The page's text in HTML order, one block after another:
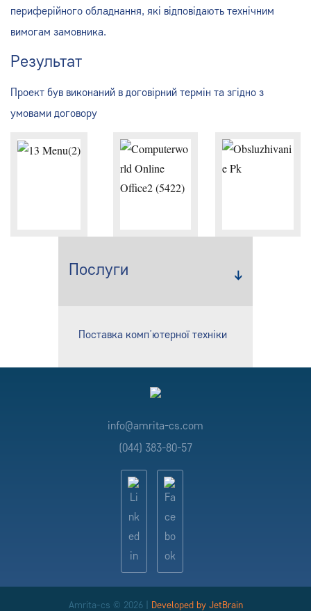
периферійного обладнання, які відповідають технічним
вимогам замовника.
Результат
Проект був виконаний в договірний термін та згідно з
умовами договору
Послуги
Поставка комп’ютерної техніки
info@amrita-cs.com
(044) 383-80-57
Amrita-cs © 2026 | Developed by JetBrain